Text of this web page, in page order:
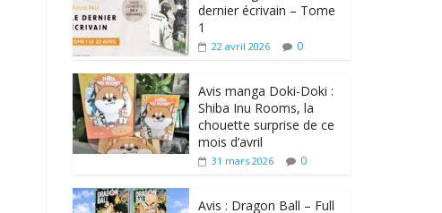
dernier écrivain – Tome
1
22 avril 2026 0
Avis manga Doki-Doki :
Shiba Inu Rooms, la
chouette surprise de ce
mois d’avril
31 mars 2026 0
Avis : Dragon Ball – Full